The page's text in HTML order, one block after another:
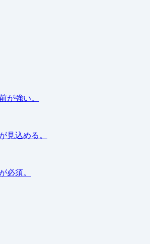
が強い。
見込める。
必須。